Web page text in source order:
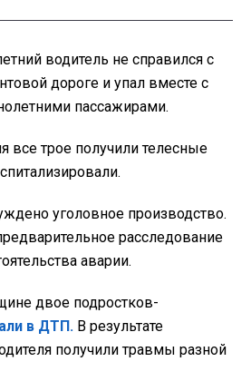
водитель не справился с
дороге и упал вместе с
пассажирами.
все трое получили телесные
уголовное производство.
расследование
аварии.
двое подростков-
в ДТП. В результате
получили травмы разной